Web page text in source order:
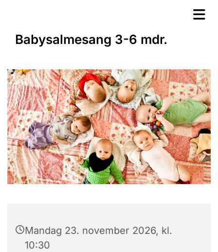
Babysalmesang 3-6 mdr.
Mandag 23. november 2026, kl.
10:30